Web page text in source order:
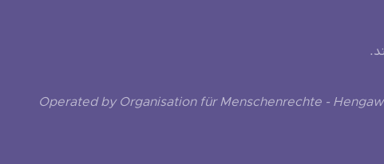
Operated by Organisation für Menschenrechte -